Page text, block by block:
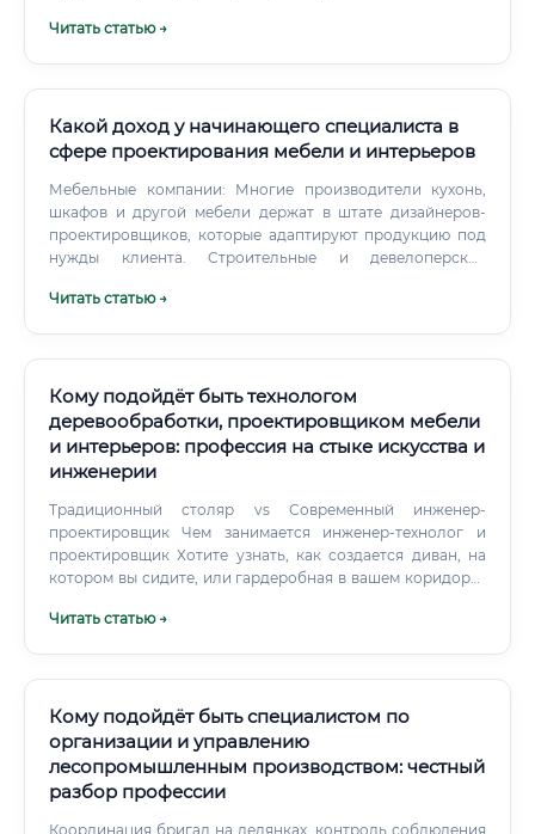
Читать статью →
Какой доход у начинающего специалиста в
сфере проектирования мебели и интерьеров
Мебельные компании: Многие производители кухонь,
шкафов и другой мебели держат в штате дизайнеров-
проектировщиков, которые адаптируют продукцию под
нужды клиента. Строительные и девелоперские
новостройках, шоу-румов. Фриланс: Работа на себя через
Читать статью →
Кому подойдёт быть технологом
деревообработки, проектировщиком мебели
и интерьеров: профессия на стыке искусства и
инженерии
Традиционный столяр vs Современный инженер-
проектировщик Чем занимается инженер-технолог и
проектировщик Хотите узнать, как создается диван, на
котором вы сидите, или гардеробная в вашем коридоре?
пильный диск коснется древесной плиты.
Читать статью →
Кому подойдёт быть специалистом по
организации и управлению
лесопромышленным производством: честный
разбор профессии
Координация бригад на делянках, контроль соблюдения